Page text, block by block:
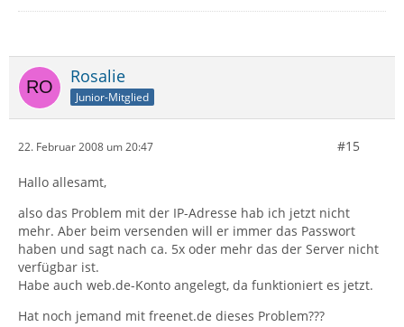
Rosalie
Junior-Mitglied
22. Februar 2008 um 20:47 #15
Hallo allesamt,
also das Problem mit der IP-Adresse hab ich jetzt nicht
mehr. Aber beim versenden will er immer das Passwort
haben und sagt nach ca. 5x oder mehr das der Server nicht
verfügbar ist.
Habe auch web.de-Konto angelegt, da funktioniert es jetzt.
Hat noch jemand mit freenet.de dieses Problem???